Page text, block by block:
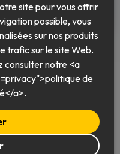
site pour vous offrir
possible, vous
sur nos produits
trafic sur le site Web.
consulter notre <a
de
a>.